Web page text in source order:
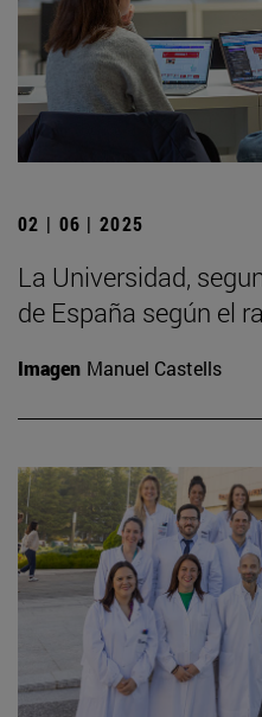
02 | 06 | 2025
La Universidad,
de España según el
Imagen Manuel Castells